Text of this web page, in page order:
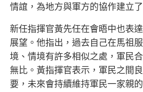
情誼，為地方與軍方的協作建立
新任指揮官黃先任在會晤中也表
展望。他指出，過去自己在馬祖
境、情境有許多相似之處，軍民
無比。黃指揮官表示，軍民之間
要，未來會持續維持軍民一家親